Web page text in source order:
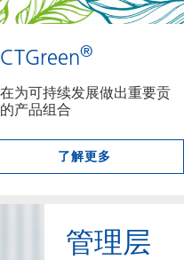
®
为可持续发展做出重要贡
产品组合
了解更多
管理层